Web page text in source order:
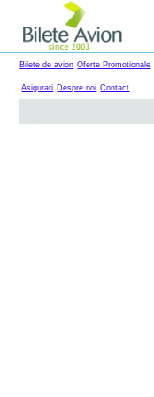
Bilete de avion Oferte Promotionale
Asigurari Despre noi Contact